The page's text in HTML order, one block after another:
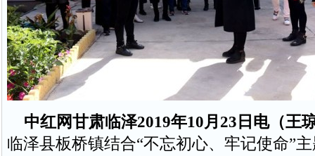
中红网甘肃临泽2019年10月23日电（王
临泽县板桥镇结合“不忘初心、牢记使命”